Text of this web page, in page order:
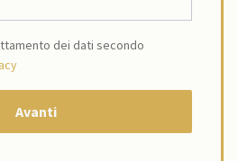
dei dati secondo